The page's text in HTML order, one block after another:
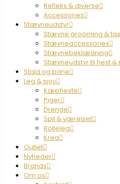
Refleks & diverse
Accessories
Stævneudstyr
Stævne grooming &
Stævneaccessories
Stævnebeklædning
Stævneudstyr til hest &
Stald og bane
Leg & sjov
Kæpheste
Piger
Drenge
Spil & værelset
Rolleleg
Krea
Outlet
Nyheder
Brands
Om os